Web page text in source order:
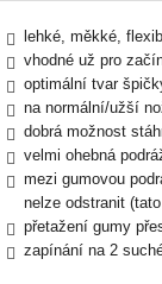
lehké, měkké,
vhodné už pro
optimální tvar
na normální/užší
dobrá možnost
velmi ohebná
mezi gumovou
nelze odstranit
přetažení gumy
zapínání na 2